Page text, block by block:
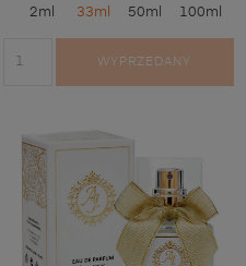
2ml 33ml 50ml 100ml
WYPRZEDANY